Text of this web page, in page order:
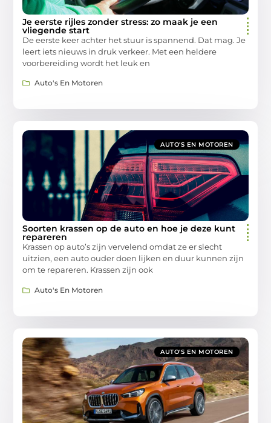
Je eerste rijles zonder stress: zo maak je een
vliegende start
De eerste keer achter het stuur is spannend. Dat mag. Je
leert iets nieuws in druk verkeer. Met een heldere
voorbereiding wordt het leuk en
Auto's En Motoren
AUTO'S EN MOTOREN
Soorten krassen op de auto en hoe je deze kunt
repareren
Krassen op auto’s zijn vervelend omdat ze er slecht
uitzien, een auto ouder doen lijken en duur kunnen zijn
om te repareren. Krassen zijn ook
Auto's En Motoren
AUTO'S EN MOTOREN